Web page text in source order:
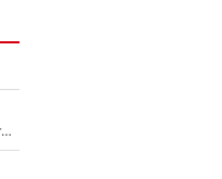
Grégory Lorenzi doit renoncer à cinq signatures en pleine crise financière : L’IA propose sept noms à l’OM pour un mercato réussi... à seulement 5M€ !